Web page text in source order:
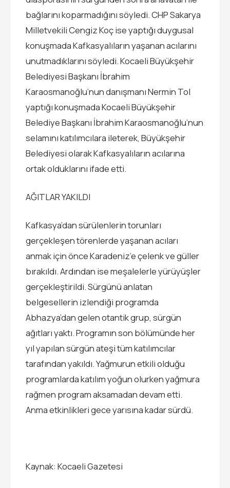
bağlarını koparmadığını söyledi. CHP Sakarya
Milletvekili Cengiz Koç ise yaptığı duygusal
konuşmada Kafkasyalıların yaşanan acılarını
unutmadıklarını söyledi. Kocaeli Büyükşehir
Belediyesi Başkanı İbrahim
Karaosmanoğlu’nun danışmanı Nermin Tol
yaptığı konuşmada Kocaeli Büyükşehir
Belediye Başkanı İbrahim Karaosmanoğlu’nun
selamını katılımcılara ileterek, Büyükşehir
Belediyesi olarak Kafkasyalıların acılarına
ortak olduklarını ifade etti.
AĞITLAR YAKILDI
Kafkasya’dan sürülenlerin torunları
gerçekleşen törenlerde yaşanan acıları
anmak için önce Karadeniz’e çelenk ve güller
bırakıldı. Ardından ise meşalelerle yürüyüşler
gerçekleştirildi. Sürgünü anlatan
belgesellerin izlendiği programda
Abhazya’dan gelen otantik grup, sürgün
ağıtları yaktı. Programın son bölümünde her
yıl yapılan sürgün ateşi tüm katılımcılar
tarafından yakıldı. Yağmurun etkili olduğu
programlarda katılım yoğun olurken yağmura
rağmen program aksamadan devam etti.
Anma etkinlikleri gece yarısına kadar sürdü.
Kaynak: Kocaeli Gazetesi